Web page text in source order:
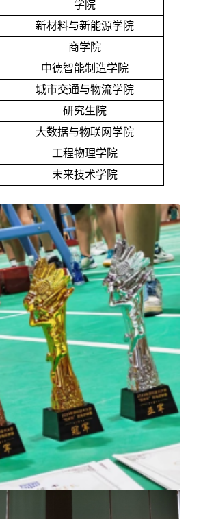
学院
新材料与新能源学院
商学院
中德智能制造学院
城市交通与物流学院
研究生院
大数据与物联网学院
工程物理学院
未来技术学院